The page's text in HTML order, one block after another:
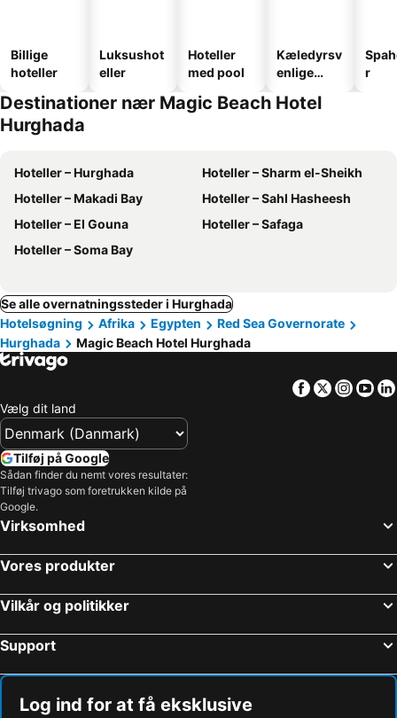
Billige
hoteller
Luksushot
eller
Hoteller
med pool
Kæledyrsv
enlige
r
Destinationer nær Magic Beach Hotel
Hurghada
Hoteller – Hurghada
Hoteller – Sharm el-Sheikh
Hoteller – Makadi Bay
Hoteller – Sahl Hasheesh
Hoteller – El Gouna
Hoteller – Safaga
Hoteller – Soma Bay
Se alle overnatningssteder i Hurghada
Hotelsøgning
Afrika Egypten
Red Sea Governorate
Hurghada
Magic Beach Hotel Hurghada
Facebook
Twitter
Vælg dit land
Tilføj på Google
Sådan finder du nemt vores resultater:
Tilføj trivago som foretrukken kilde på
Google.
Virksomhed
Vores produkter
Vilkår og politikker
Support
Log ind for at få eksklusive